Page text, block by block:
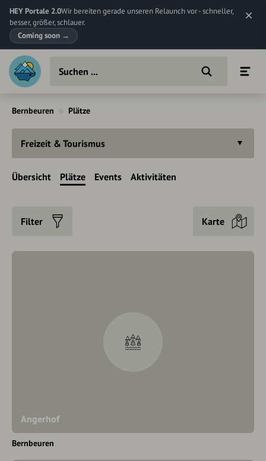
HEY Portale 2.0Wir bereiten gerade unseren Relaunch vor - schneller,
besser, größer, schlauer.
Coming soon →
Bernbeuren Plätze
Freizeit & Tourismus
Übersicht Plätze Events Aktivitäten
Filter Karte
Angerhof
Bernbeuren